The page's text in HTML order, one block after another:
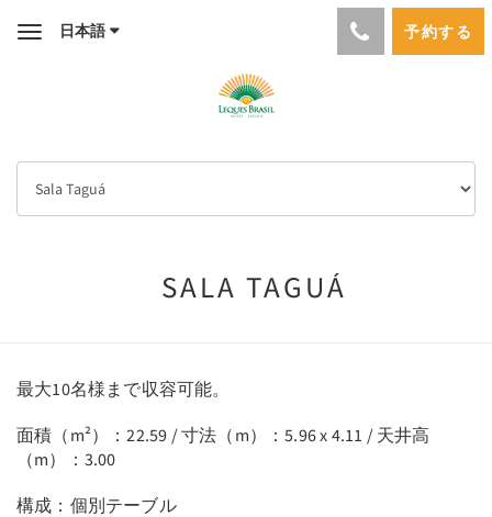
Toggle日本語 予約する
SALA TAGUÁ
最大10名様まで収容可能。
面積（m²）：22.59 / 寸法（m）：5.96 x 4.11 / 天井高
（m）：3.00
構成：個別テーブル